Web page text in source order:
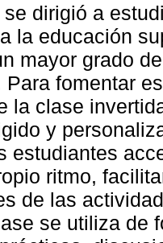
dirigió a
la educación
mayor grado
Para fomentar
la clase
y
estudiantes
ritmo,
de las
se utiliza de